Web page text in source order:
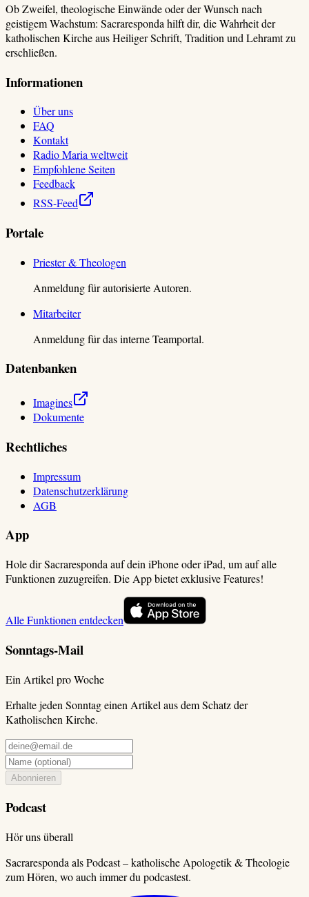
Ob Zweifel, theologische Einwände oder der Wunsch nach
geistigem Wachstum: Sacraresponda hilft dir, die Wahrheit der
katholischen Kirche aus Heiliger Schrift, Tradition und Lehramt zu
erschließen.
Informationen
Über uns
FAQ
Kontakt
Radio Maria weltweit
Empfohlene Seiten
Feedback
RSS-Feed
Portale
Priester & Theologen
Anmeldung für autorisierte Autoren.
Mitarbeiter
Anmeldung für das interne Teamportal.
Datenbanken
Imagines
Dokumente
Rechtliches
Impressum
Datenschutzerklärung
AGB
App
Hole dir Sacraresponda auf dein iPhone oder iPad, um auf alle
Funktionen zuzugreifen. Die App bietet exklusive Features!
Alle Funktionen entdecken
Sonntags-Mail
Ein Artikel pro Woche
Erhalte jeden Sonntag einen Artikel aus dem Schatz der
Katholischen Kirche.
Abonnieren
Podcast
Hör uns überall
Sacraresponda als Podcast – katholische Apologetik & Theologie
zum Hören, wo auch immer du podcastest.